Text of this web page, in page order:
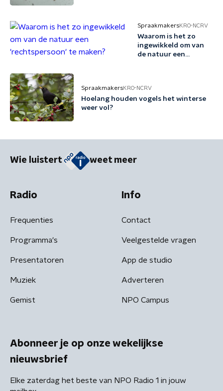
SpraakmakersKRO-NCRV
Waarom is het zo
ingewikkeld om van
de natuur een
SpraakmakersKRO-NCRV
Hoelang houden vogels het winterse
weer vol?
Wie luistert weet meer
Radio
Frequenties
Programma's
Presentatoren
Muziek
Gemist
Info
Contact
Veelgestelde vragen
App de studio
Adverteren
NPO Campus
Abonneer je op onze wekelijkse
nieuwsbrief
Elke zaterdag het beste van NPO Radio 1 in jouw